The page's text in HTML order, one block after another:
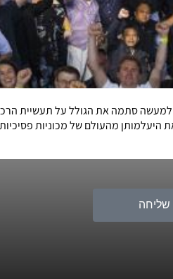
סתמה את הגולל על תעשיית
שליחה